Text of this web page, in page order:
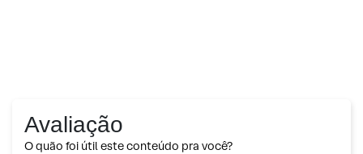
Avaliação
O quão foi útil este conteúdo pra você?